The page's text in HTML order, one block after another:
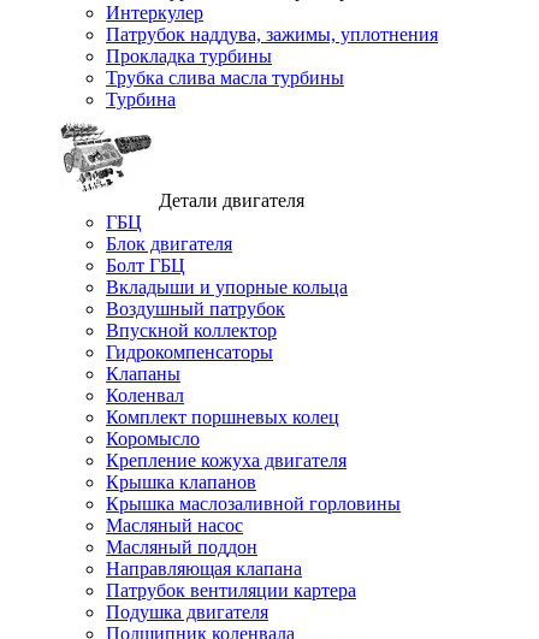
Интеркулер
Патрубок наддува, зажимы, уплотнения
Прокладка турбины
Трубка слива масла турбины
Турбина
Детали двигателя
ГБЦ
Блок двигателя
Болт ГБЦ
Вкладыши и упорные кольца
Воздушный патрубок
Впускной коллектор
Гидрокомпенсаторы
Клапаны
Коленвал
Комплект поршневых колец
Коромысло
Крепление кожуха двигателя
Крышка клапанов
Крышка маслозаливной горловины
Масляный насос
Масляный поддон
Направляющая клапана
Патрубок вентиляции картера
Подушка двигателя
Подшипник коленвала